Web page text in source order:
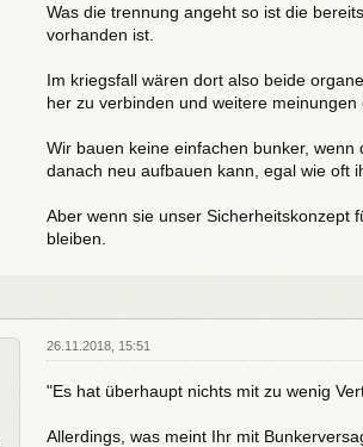
Was die trennung angeht so ist die
vorhanden ist.
Im kriegsfall wären dort also beide
her zu verbinden und weitere meinungen
Wir bauen keine einfachen bunker,
danach neu aufbauen kann, egal wie oft
Aber wenn sie unser Sicherheitskonzept
bleiben.
26.11.2018, 15:51
"Es hat überhaupt nichts mit zu wenig
Allerdings, was meint Ihr mit